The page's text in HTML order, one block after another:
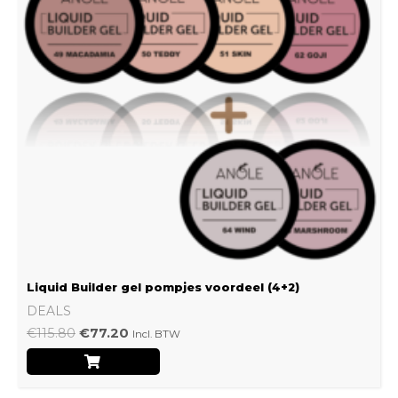
Liquid Builder gel pompjes voordeel (4+2)
DEALS
€115.80 €77.20 Incl. BTW